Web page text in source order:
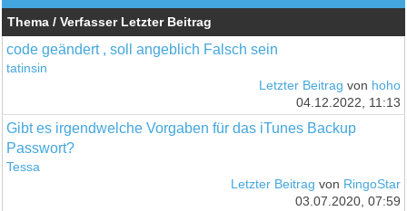
Thema / Verfasser Letzter Beitrag
code geändert , soll angeblich Falsch sein
tatinsin
Letzter Beitrag von hoho
04.12.2022, 11:13
Gibt es irgendwelche Vorgaben für das iTunes Backup
Passwort?
Tessa
Letzter Beitrag von RingoStar
03.07.2020, 07:59